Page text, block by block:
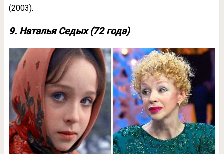
(2003).
9. Наталья Седых (72 года)